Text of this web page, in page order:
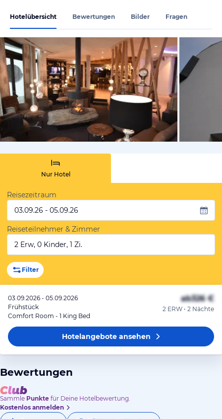
Hotelübersicht Bewertungen Bilder Fragen
Nur Hotel
Reisezeitraum
03.09.26 - 05.09.26
Reiseteilnehmer & Zimmer
2 Erw, 0 Kinder, 1 Zi.
Filter
03.09.2026 - 05.09.2026
Frühstück
Comfort Room - 1 King Bed
ab326 €
2 ERW • 2 Nächte
Hotelangeboteansehen
Bewertungen
Sammle Punkte für Deine Hotelbewertung.
Kostenlos anmelden